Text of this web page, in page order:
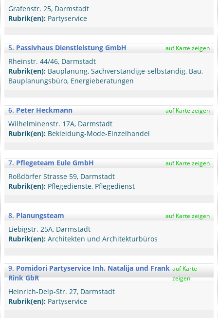
Grafenstr. 25, Darmstadt
Rubrik(en): Partyservice
5. Passivhaus Dienstleistung GmbH auf Karte zeigen
Rheinstr. 44/46, Darmstadt
Rubrik(en): Bauplanung, Sachverständige-selbständig, Bau,
Bauplanungsbüro, Energieberatungen
6. Peter Heckmann auf Karte zeigen
Wilhelminenstr. 17A, Darmstadt
Rubrik(en): Bekleidung-Mode-Einzelhandel
7. Pflegeteam Eule GmbH auf Karte zeigen
Roßdörfer Strasse 59, Darmstadt
Rubrik(en): Pflegedienste, Pflegedienst
8. Planungsteam auf Karte zeigen
Liebigstr. 25A, Darmstadt
Rubrik(en): Architekten und Architekturbüros
9. Pomidori Partyservice Inh. Natalija und Frank
Rink GbR
auf Karte
zeigen
Heinrich-Delp-Str. 27, Darmstadt
Rubrik(en): Partyservice